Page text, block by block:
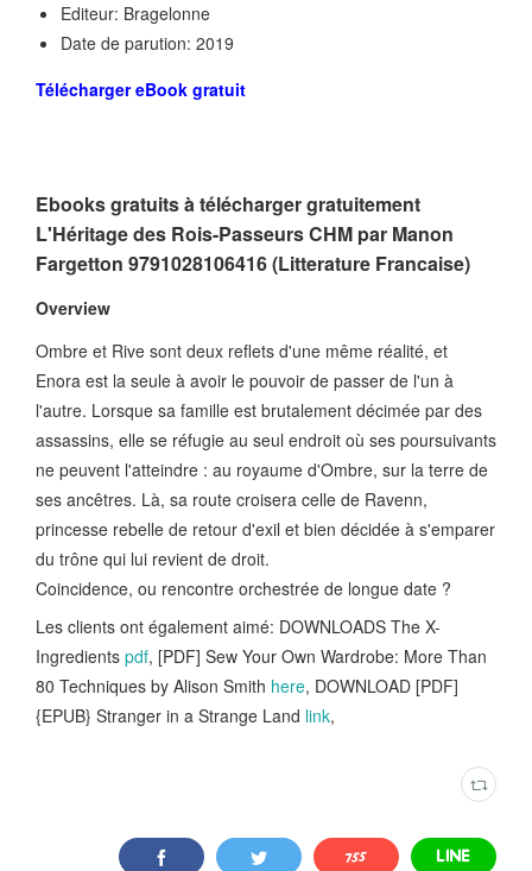
Editeur: Bragelonne
Date de parution: 2019
Télécharger eBook gratuit
Ebooks gratuits à télécharger gratuitement
L'Héritage des Rois-Passeurs CHM par Manon
Fargetton 9791028106416 (Litterature Francaise)
Overview
Ombre et Rive sont deux reflets d'une même réalité, et
Enora est la seule à avoir le pouvoir de passer de l'un à
l'autre. Lorsque sa famille est brutalement décimée par des
assassins, elle se réfugie au seul endroit où ses poursuivants
ne peuvent l'atteindre : au royaume d'Ombre, sur la terre de
ses ancêtres. Là, sa route croisera celle de Ravenn,
princesse rebelle de retour d'exil et bien décidée à s'emparer
du trône qui lui revient de droit.
Coincidence, ou rencontre orchestrée de longue date ?
Les clients ont également aimé: DOWNLOADS The X-
Ingredients pdf, [PDF] Sew Your Own Wardrobe: More Than
80 Techniques by Alison Smith here, DOWNLOAD [PDF]
{EPUB} Stranger in a Strange Land link,